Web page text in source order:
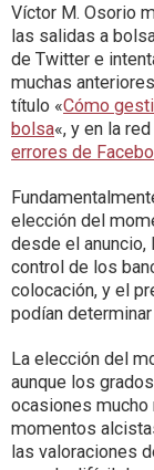
Víctor M. Osorio
las salidas a
de Twitter e
muchas
título «Cómo
bolsa«, y en la
errores de
elección del
desde el
control de los
colocación, y el
podían
La elección del
aunque los
ocasiones
momentos
las valoraciones